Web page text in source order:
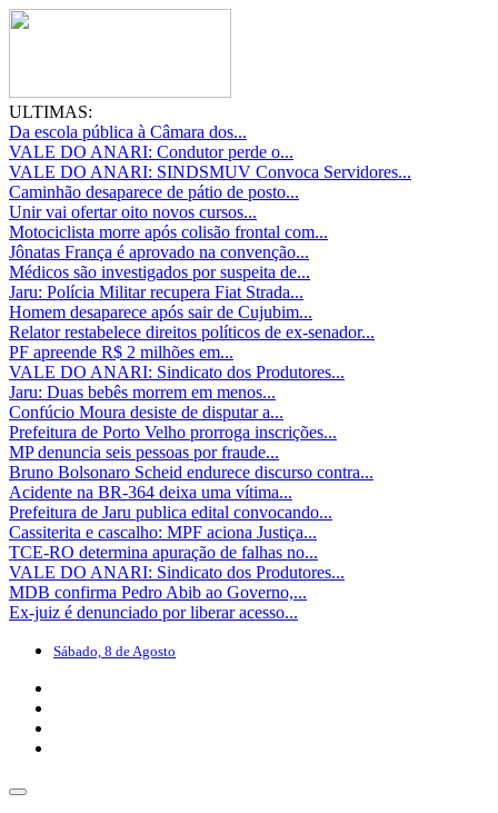
ULTIMAS:
Da escola pública à Câmara dos...
VALE DO ANARI: Condutor perde o...
VALE DO ANARI: SINDSMUV Convoca Servidores...
Caminhão desaparece de pátio de posto...
Unir vai ofertar oito novos cursos...
Motociclista morre após colisão frontal com...
Jônatas França é aprovado na convenção...
Médicos são investigados por suspeita de...
Jaru: Polícia Militar recupera Fiat Strada...
Homem desaparece após sair de Cujubim...
Relator restabelece direitos políticos de ex-senador...
PF apreende R$ 2 milhões em...
VALE DO ANARI: Sindicato dos Produtores...
Jaru: Duas bebês morrem em menos...
Confúcio Moura desiste de disputar a...
Prefeitura de Porto Velho prorroga inscrições...
MP denuncia seis pessoas por fraude...
Bruno Bolsonaro Scheid endurece discurso contra...
Acidente na BR-364 deixa uma vítima...
Prefeitura de Jaru publica edital convocando...
Cassiterita e cascalho: MPF aciona Justiça...
TCE-RO determina apuração de falhas no...
VALE DO ANARI: Sindicato dos Produtores...
MDB confirma Pedro Abib ao Governo,...
Ex-juiz é denunciado por liberar acesso...
Sábado, 8 de Agosto